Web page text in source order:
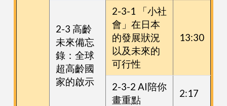
2-3 高齡
未來備忘
錄：全球
超高齡國
家的啟示
2-3-1 「小社
會」在日本
的發展狀況
以及未來的
可行性
13:30
2-3-2 AI陪你
畫重點
2:17